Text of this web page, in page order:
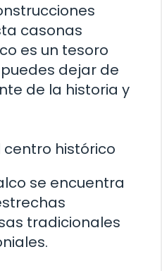
casonas
es un tesoro
dejar de
de la historia y
centro histórico
se encuentra
tradicionales